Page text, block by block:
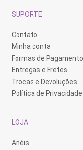
SUPORTE
Contato
Minha conta
Formas de Pagamento
Entregas e Fretes
Trocas e Devoluções
Política de Privacidade
LOJA
Anéis